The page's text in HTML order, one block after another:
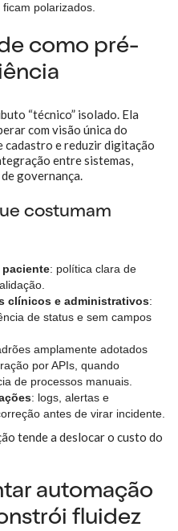
polarizados.
como pré-
“técnico” isolado. Ela
com visão única do
cadastro e reduzir digitação
entre sistemas,
governança.
costumam
: política clara de
clínicos e administrativos:
de status e sem campos
amplamente adotados
por APIs, quando
de processos manuais.
: logs, alertas e
antes de virar incidente.
tende a deslocar o custo do
automação
fluidez